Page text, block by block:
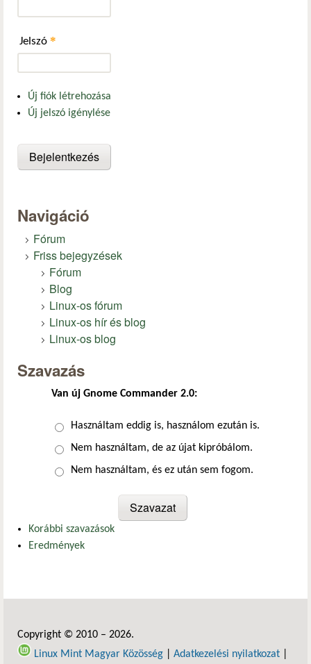
Jelszó *
Új fiók létrehozása
Új jelszó igénylése
Navigáció
Fórum
Friss bejegyzések
Fórum
Blog
Linux-os fórum
Linux-os hír és blog
Linux-os blog
Szavazás
Van új Gnome Commander 2.0:
Választások
Használtam eddig is, használom ezután is.
Nem használtam, de az újat kipróbálom.
Nem használtam, és ez után sem fogom.
Korábbi szavazások
Eredmények
Copyright © 2010 – 2026.
Linux Mint Magyar Közösség
Adatkezelési nyilatkozat